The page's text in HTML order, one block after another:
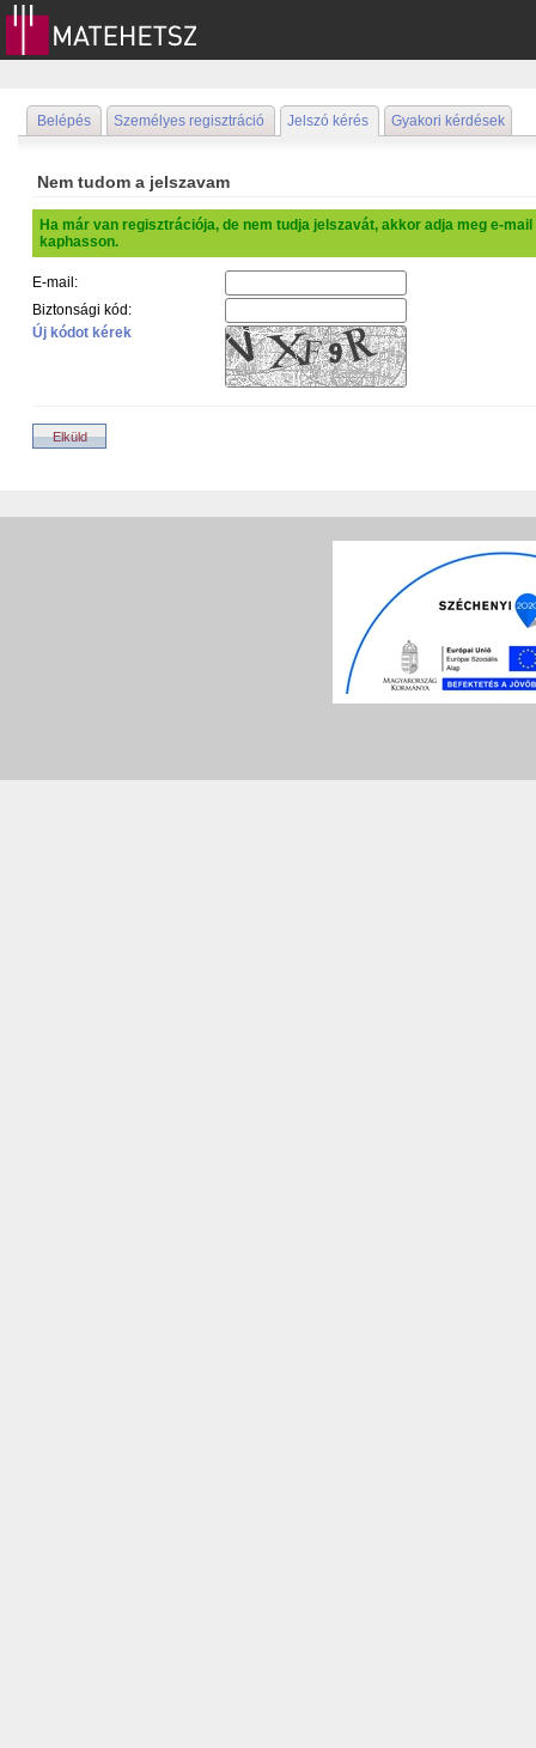
Belépés Személyes regisztráció Jelszó kérés Gyakori kérdések
Nem tudom a jelszavam
Ha már van regisztrációja, de nem tudja jelszavát, akkor adja meg e-
kaphasson.
E-mail:
Biztonsági kód:
Új kódot kérek